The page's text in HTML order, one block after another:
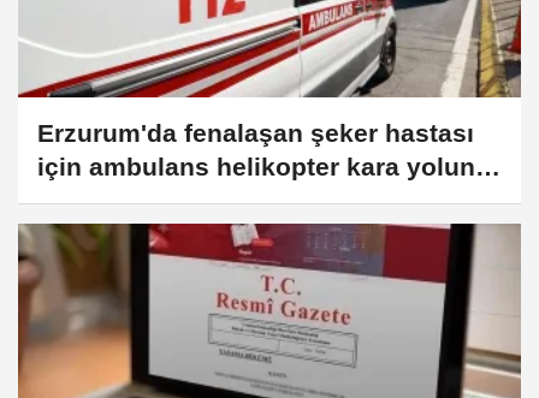
Erzurum'da fenalaşan şeker hastası
için ambulans helikopter kara yoluna
indi